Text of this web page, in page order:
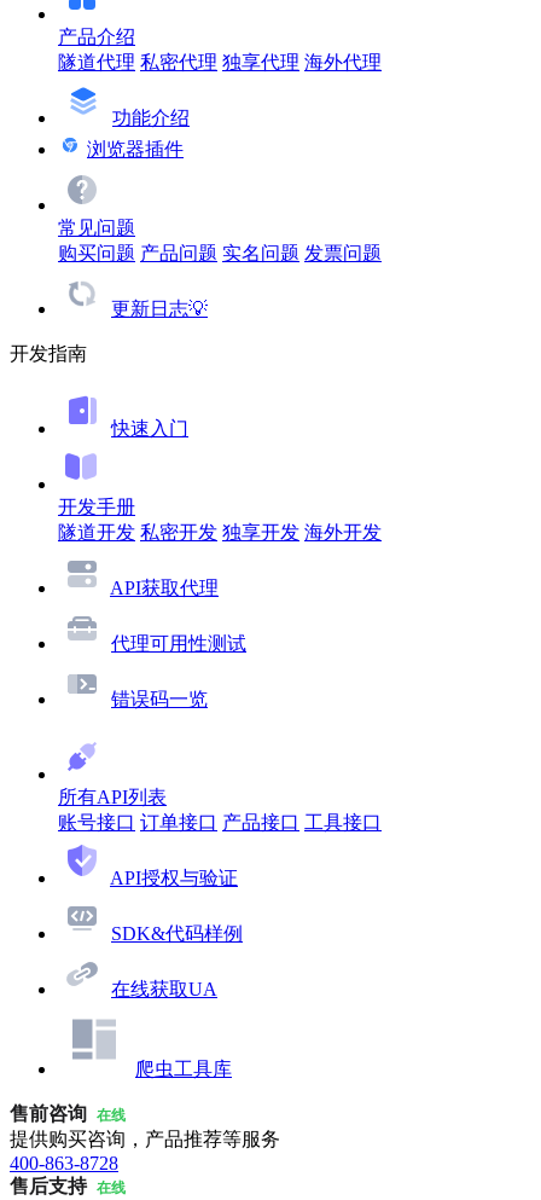
产品介绍
隧道代理 私密代理 独享代理 海外代理
功能介绍
浏览器插件
常见问题
购买问题 产品问题 实名问题 发票问题
更新日志💡
开发指南
快速入门
开发手册
隧道开发 私密开发 独享开发 海外开发
API获取代理
代理可用性测试
错误码一览
所有API列表
账号接口 订单接口 产品接口 工具接口
API授权与验证
SDK&代码样例
在线获取UA
爬虫工具库
售前咨询 在线
提供购买咨询，产品推荐等服务
400-863-8728
售后支持 在线